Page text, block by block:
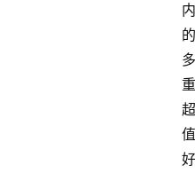
内
的
多
重
超
值
好